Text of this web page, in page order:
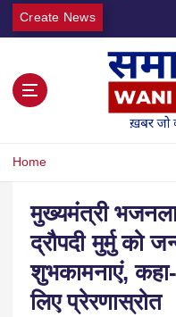
Create News
Home
मुख्यमंत्री
द्रौपदी मुर्मु को
शुभकामनाएं,
लिए प्रेरणास्रोत